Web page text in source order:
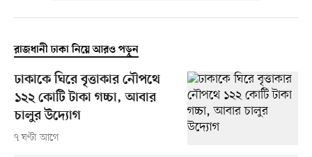
রাজধানী ঢাকা নিয়ে আরও পড়ুন
ঢাকাকে ঘিরে বৃত্তাকার নৌপথে
১২২ কোটি টাকা গচ্চা, আবার
চালুর উদ্যোগ
৭ ঘণ্টা আগে